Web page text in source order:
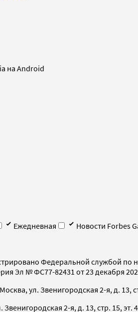
на Android
Ежедневная
Новости Forbes
Федеральной службой по
Эл № ФС77-82431 от 23 декабря
ул. Звенигородская 2-я, д. 13,
2-я, д. 13, стр. 15, эт.